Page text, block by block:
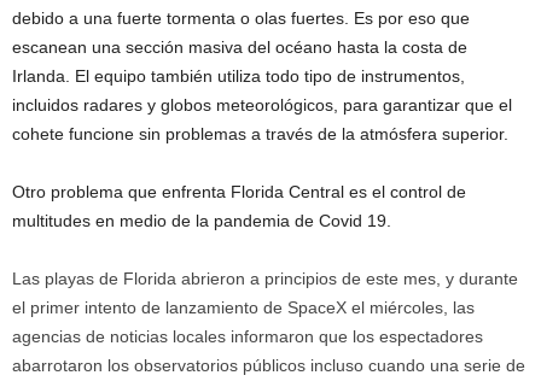
debido a una fuerte tormenta o olas fuertes. Es por eso que
escanean una sección masiva del océano hasta la costa de
Irlanda. El equipo también utiliza todo tipo de instrumentos,
incluidos radares y globos meteorológicos, para garantizar que el
cohete funcione sin problemas a través de la atmósfera superior.
Otro problema que enfrenta Florida Central es el control de
multitudes en medio de la pandemia de Covid 19.
Las playas de Florida abrieron a principios de este mes, y durante
el primer intento de lanzamiento de SpaceX el miércoles, las
agencias de noticias locales informaron que los espectadores
abarrotaron los observatorios públicos incluso cuando una serie de